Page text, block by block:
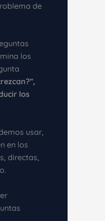
de
los
los
usar,
en los
directas,